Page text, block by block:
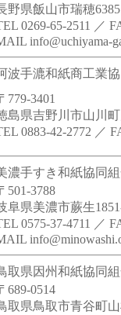
野県飯山市瑞穂6385
0269-65-2511 ／
info@uchiyama-
波手漉和紙商工業
779-3401
島県吉野川市山川
0883-42-2772 ／
濃手すき和紙協同
501-3788
阜県美濃市蕨生
0575-37-4711 ／
取県因州和紙協同
689-0514
取県鳥取市青谷町